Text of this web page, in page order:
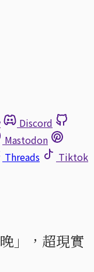
Discord
Mastodon
Threads
Tiktok
」，超現實